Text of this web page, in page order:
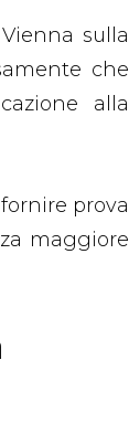
sulla
che
alla
prova
maggiore